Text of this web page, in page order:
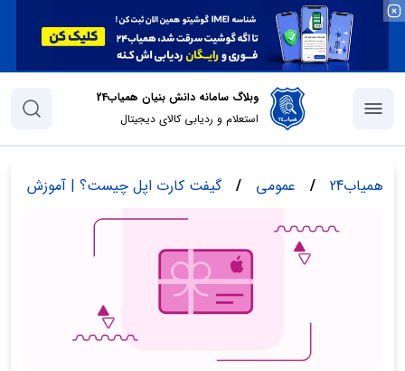
وبلاگ سامانه دانش بنیان همیاب24
استعلام و ردیابی کالای دیجیتال
همیاب24 / عمومی / گیفت کارت اپل چیست؟ | آموزش